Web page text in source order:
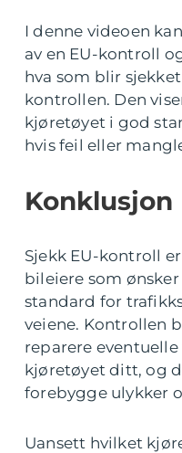
I denne videoen
av en EU-kontroll
hva som blir
kontrollen. Den
kjøretøyet i god
hvis feil eller
Konklusjon
Sjekk EU-kontroll
bileiere som
standard for
veiene. Kontrollen
reparere
kjøretøyet ditt, og
forebygge ulykker
Uansett hvilket